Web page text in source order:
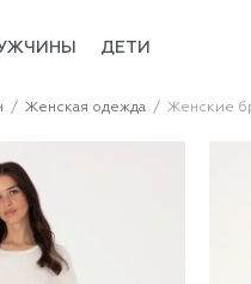
ДЕТИ
Женская одежда Женские